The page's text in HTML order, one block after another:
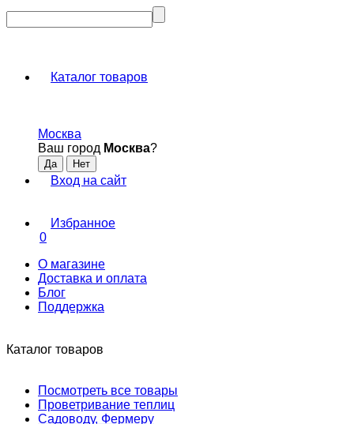
Каталог товаров
Москва
Ваш город Москва?
Вход на сайт
Избранное
0
О магазине
Доставка и оплата
Блог
Поддержка
Каталог товаров
Посмотреть все товары
Проветривание теплиц
Садоводу, Фермеру